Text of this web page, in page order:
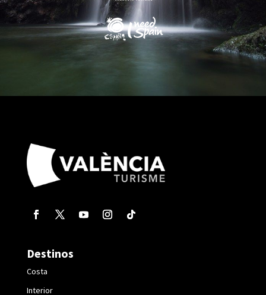
Destinos
Costa
Interior